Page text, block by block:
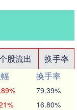
股流出
换手率
换手率
79.39%
16.80%